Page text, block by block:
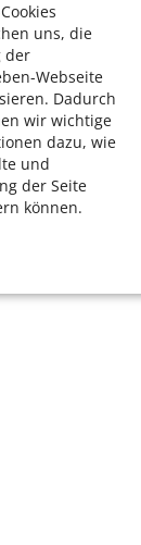
uns, die
der
Webseite
Dadurch
wir wichtige
dazu, wie
und
der Seite
können.